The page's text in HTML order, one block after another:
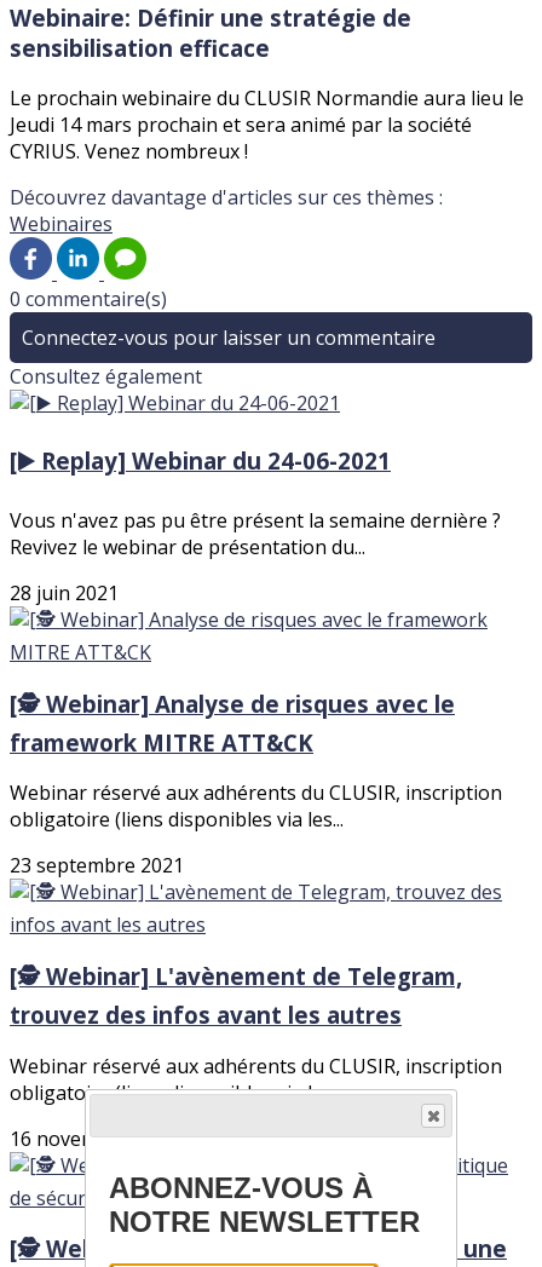
Webinaire: Définir une stratégie de
sensibilisation efficace
Le prochain webinaire du CLUSIR Normandie aura lieu le
Jeudi 14 mars prochain et sera animé par la société
CYRIUS. Venez nombreux !
Découvrez davantage d'articles sur ces thèmes :
Webinaires
0 commentaire(s)
Connectez-vous pour laisser un commentaire
Consultez également
[▶️ Replay] Webinar du 24-06-2021
Vous n'avez pas pu être présent la semaine dernière ?
Revivez le webinar de présentation du...
28 juin 2021
[🕵️ Webinar] Analyse de risques avec le
framework MITRE ATT&CK
Webinar réservé aux adhérents du CLUSIR, inscription
obligatoire (liens disponibles via les...
23 septembre 2021
[🕵️ Webinar] L'avènement de Telegram,
trouvez des infos avant les autres
Webinar réservé aux adhérents du CLUSIR, inscription
obligatoire (liens disponibles via les...
16 novembre 2021
[🕵️ Webinar] Comment mettre en place une
ABONNEZ-VOUS À
NOTRE NEWSLETTER